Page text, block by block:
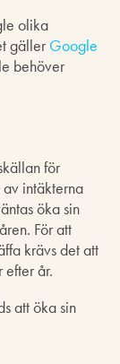
olika
gäller Google
behöver
för
intäkterna
öka sin
För att
krävs det att
efter år.
att öka sin